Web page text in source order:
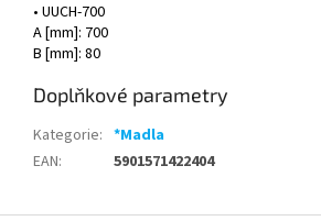
• UUCH-700
A [mm]: 700
B [mm]: 80
Doplňkové parametry
Kategorie: *Madla
EAN: 5901571422404